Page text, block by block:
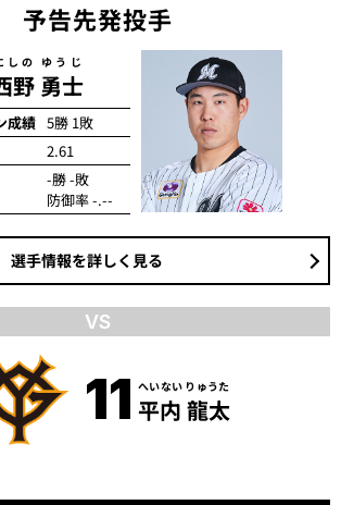
予告先発投手
野 勇士
しの ゆうじ
成績 5勝 1敗
2.61
-勝 -敗
防御率 -.--
選手情報を詳しく見る
VS
11 平内 龍太
へいない りゅうた